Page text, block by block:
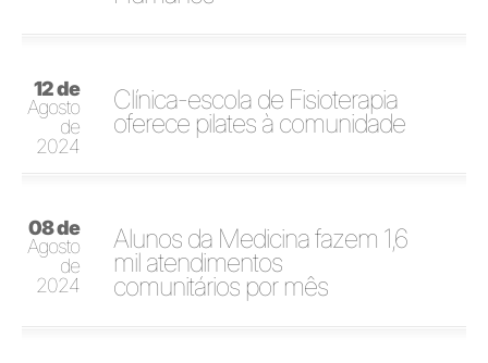
12 de
Agosto
de
2024
Clínica-escola de Fisioterapia
oferece pilates à comunidade
08 de
Agosto
de
2024
Alunos da Medicina fazem 1,6
mil atendimentos
comunitários por mês